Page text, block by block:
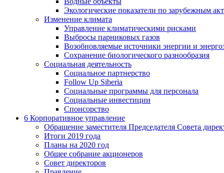
Экологические показатели по зарубежным
Изменение климата
Управление климатическими рисками
Выбросы парниковых газов
Возобновляемые источники энергии и
Сохранение биологического разнообразия
Социальная деятельность
Социальное партнерство
Follow Up Siberia
Социальные программы для персонала
Социальные инвестиции
Спонсорство
6 Корпоративное управление
Обращение заместителя Председателя Совета
Итоги 2019 года
Планы на 2020 год
Общее собрание акционеров
Совет директоров